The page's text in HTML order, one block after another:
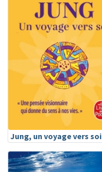
Jung, un voyage vers soi